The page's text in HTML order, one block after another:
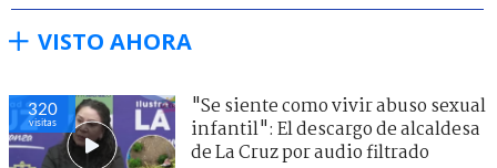
VISTO AHORA
320
visitas
"Se siente como vivir abuso sexual
infantil": El descargo de alcaldesa
de La Cruz por audio filtrado